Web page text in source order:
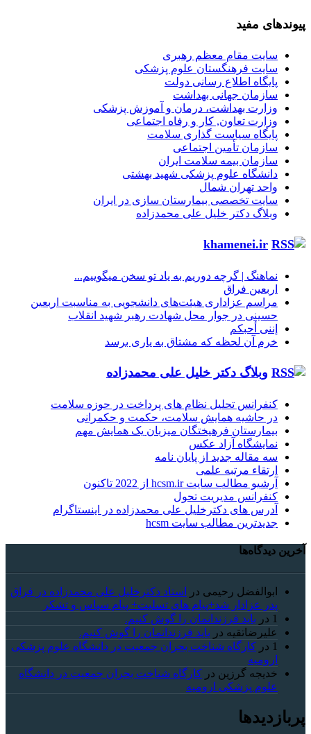
پیوندهای مفید
سایت مقام معظم رهبری
سایت فرهنگستان علوم پزشکی
پایگاه اطلاع رسانی دولت
سازمان جهانی بهداشت
وزارت بهداشت، درمان و آموزش پزشکی
وزارت تعاون, کار و رفاه اجتماعی
پایگاه سیاست گذاری سلامت
سازمان تأمین اجتماعی
سازمان بیمه سلامت ایران
دانشگاه علوم پزشکی شهید بهشتی
واحد تهران شمال
سایت تخصصی بیمارستان سازی در ایران
وبلاگ دکتر خلیل علی محمدزاده
khamenei.ir
نماهنگ |‌ گرچه دوریم به یاد تو سخن میگوییم...
اربعین فراق
مراسم عزاداری هیئت‌های دانشجویی به مناسبت اربعین
حسینی در جوار محل شهادت رهبر شهید انقلاب
إننی أحبکم
خرم آن لحظه که مشتاق به یاری برسد
وبلاگ دکتر خلیل علی محمدزاده
کنفرانس تحلیل نظام های پرداخت در حوزه سلامت
در حاشیه همایش سلامت، حکمت و حکمرانی
بیمارستان فرهیختگان میزبان یک همایش مهم
نمایشگاه آزاد عکس
سه مقاله جدید از پایان نامه
ارتقاء مرتبه علمی
آرشیو مطالب سایت hcsm.ir از 2022 تاکنون
کنفرانس مدیریت تحول
آدرس های دکترخلیل علی محمدزاده در اینستاگرام
جدیدترین مطالب سایت hcsm
آخرین دیدگاه‌ها
ابوالفضل رحیمی در
استاد دکترخلیل علی محمدزاده در فراق
پدر عزادار شد+پیام های تسلیت+ پیام سپاس و تشکر
1 در باید فرزندانمان را گوش کنیم.
علیرضاتقیه در باید فرزندانمان را گوش کنیم.
1 در کارگاه شناخت بحران جمعیت در دانشگاه علوم پزشکی
ارومیه
خديجه گرزین در کارگاه شناخت بحران جمعیت در دانشگاه
علوم پزشکی ارومیه
پربازدیدها